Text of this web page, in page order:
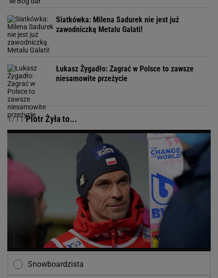
Siatkówka: Milena Sadurek nie jest już
zawodniczką Metalu Galati!
Łukasz Żygadło: Zagrać w Polsce to zawsze
niesamowite przeżycie
1/11Piotr Żyła to...
Snowboardzista